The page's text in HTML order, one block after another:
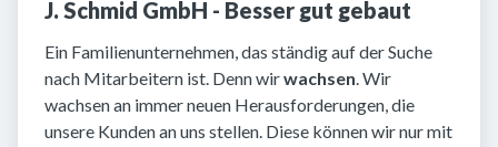
J. Schmid GmbH - Besser gut gebaut
Ein Familienunternehmen, das ständig auf der Suche
nach Mitarbeitern ist. Denn wirwachsen. Wir
wachsen an immer neuen Herausforderungen, die
unsere Kunden an uns stellen. Diese können wir nur mit